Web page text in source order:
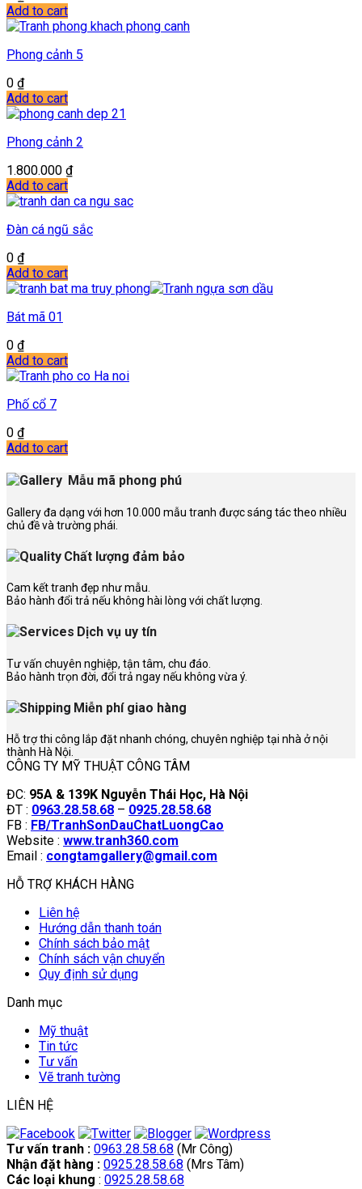
Add to cart
Phong cảnh 5
0 ₫
Add to cart
Phong cảnh 2
1.800.000 ₫
Add to cart
Đàn cá ngũ sắc
0 ₫
Add to cart
Bát mã 01
0 ₫
Add to cart
Phố cổ 7
0 ₫
Add to cart
Mẫu mã phong phú
Gallery đa dạng với hơn 10.000 mẫu tranh được sáng tác theo nhiều
chủ đề và trường phái.
Chất lượng đảm bảo
Cam kết tranh đẹp như mẫu.
Bảo hành đổi trả nếu không hài lòng với chất lượng.
Dịch vụ uy tín
Tư vấn chuyên nghiệp, tận tâm, chu đáo.
Bảo hành trọn đời, đổi trả ngay nếu không vừa ý.
Miễn phí giao hàng
Hỗ trợ thi công lắp đặt nhanh chóng, chuyên nghiệp tại nhà ở nội
thành Hà Nội.
CÔNG TY MỸ THUẬT CÔNG TÂM
ĐC: 95A & 139K Nguyễn Thái Học, Hà Nội
ĐT : 0963.28.58.68 – 0925.28.58.68
FB : FB/TranhSonDauChatLuongCao
Website : www.tranh360.com
Email : congtamgallery@gmail.com
HỖ TRỢ KHÁCH HÀNG
Liên hệ
Hướng dẫn thanh toán
Chính sách bảo mật
Chính sách vận chuyển
Quy định sử dụng
Danh mục
Mỹ thuật
Tin tức
Tư vấn
Vẽ tranh tường
LIÊN HỆ
Tư vấn tranh : 0963.28.58.68 (Mr Công)
Nhận đặt hàng : 0925.28.58.68 (Mrs Tâm)
Các loại khung : 0925.28.58.68